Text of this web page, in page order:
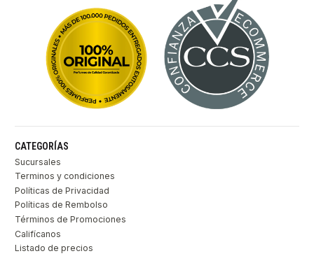
CATEGORÍAS
Sucursales
Terminos y condiciones
Políticas de Privacidad
Políticas de Rembolso
Términos de Promociones
Califícanos
Listado de precios